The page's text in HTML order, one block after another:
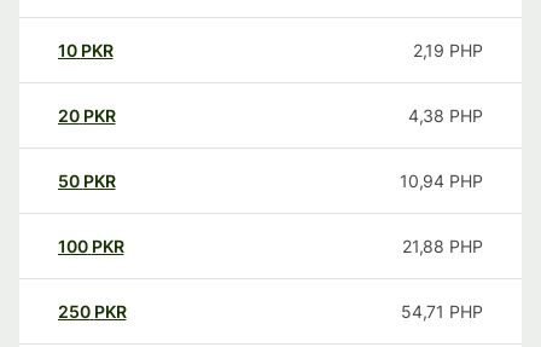
10 PKR 2,19 PHP
20 PKR 4,38 PHP
50 PKR 10,94 PHP
100 PKR 21,88 PHP
250 PKR 54,71 PHP